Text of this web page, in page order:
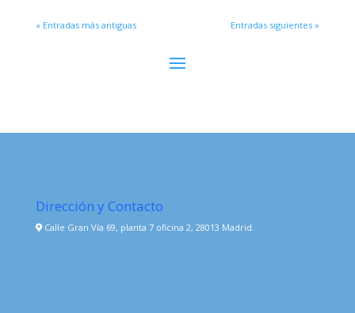
« Entradas más antiguas Entradas siguientes »
Dirección y Contacto
Calle Gran Vía 69, planta 7 oficina 2, 28013 Madrid.